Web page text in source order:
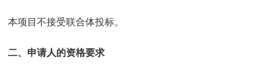
本项目不接受联合体投标。
二、申请人的资格要求